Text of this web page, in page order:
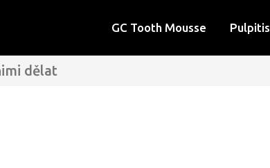
GC Tooth Mousse Pulpitis
dělat